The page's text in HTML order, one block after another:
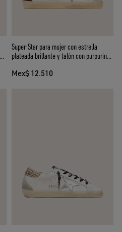
Super-Star para mujer con estrella
plateada brillante y talón con purpurina
Mex$ 12.510